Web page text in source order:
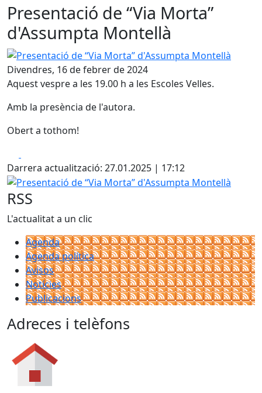
Presentació de “Via Morta”
d'Assumpta Montellà
Presentació de “Via Morta” d'Assumpta Montellà
Divendres, 16 de febrer de 2024
Aquest vespre a les 19.00 h a les Escoles Velles.
Amb la presència de l'autora.
Obert a tothom!
Darrera actualització: 27.01.2025 | 17:12
Presentació de “Via Morta” d'Assumpta Montellà
RSS
L'actualitat a un clic
Agenda
Agenda política
Avisos
Notícies
Publicacions
Adreces i telèfons